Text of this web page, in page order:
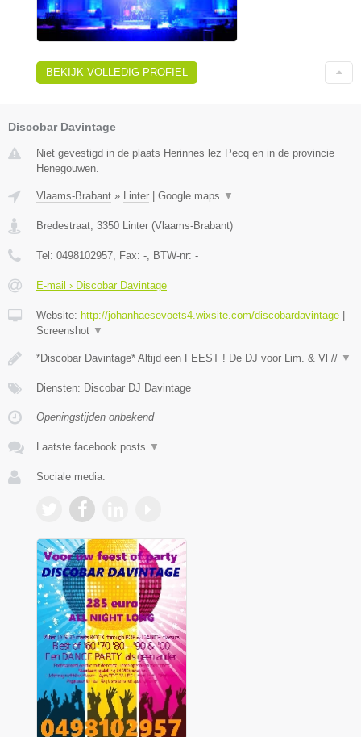
BEKIJK VOLLEDIG PROFIEL
Discobar Davintage
Niet gevestigd in de plaats Herinnes lez Pecq en in de provincie
Henegouwen.
Vlaams-Brabant » Linter Google maps ▼
Bredestraat, 3350 Linter (Vlaams-Brabant)
Tel: 0498102957, Fax: -, BTW-nr: -
E-mail › Discobar Davintage
Website: http://johanhaesevoets4.wixsite.com/discobardavintage
Screenshot ▼
*Discobar Davintage* Altijd een FEEST ! De DJ voor Lim. & Vl // ▼
Diensten: Discobar DJ Davintage
Openingstijden onbekend
Laatste facebook posts ▼
Sociale media: